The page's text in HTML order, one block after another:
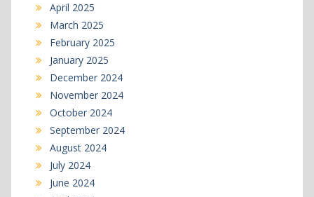
April 2025
March 2025
February 2025
January 2025
December 2024
November 2024
October 2024
September 2024
August 2024
July 2024
June 2024